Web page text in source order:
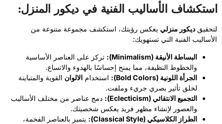
استكشاف الأساليب الفنية في ديكور المنزل:
لتحقيق ديكور منزلي يعكس رؤيتك، استكشف مجموعة متنوعة من
الأساليب الفنية التي تستهويك:
البساطة الأنيقة (Minimalism):
تركز على العناصر الأساسية
والخطوط النظيفة، مما يمنح إحساسًا بالهدوء والاتساع.
الجرأة اللونية (Bold Colors):
استخدام الالوان القوية والمتباينة
لخلق تأثير بصري جريء وملفت.
التجميع الانتقائي (Eclecticism):
دمج عناصر من مختلف الأساليب
والعصور لإنشاء مظهر فريد يعكس شخصيتك.
الطراز الكلاسيكي (Classical Style):
يتميز بالعناصر الفخمة،